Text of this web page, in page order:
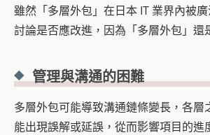
雖然「多層外包」在日本 IT 業界內被
討論是否應改進，因為「多層外包」還
管理與溝通的困難
多層外包可能導致溝通鏈條變長，各層
能出現誤解或延誤，從而影響項目的進